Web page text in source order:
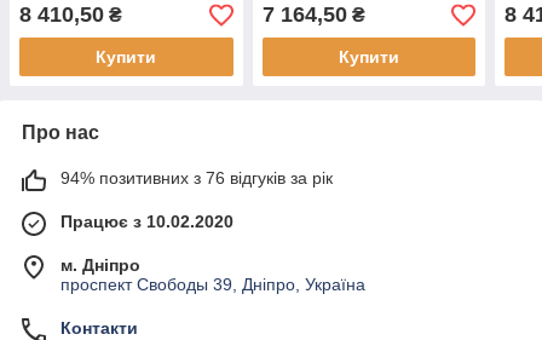
8 410,50 ₴
Купити
7 164,50₴
Купити
8
Про нас
94% позитивних з 76 відгуків за рік
Працює з 10.02.2020
м. Дніпро
проспект Свободы 39, Дніпро, Україна
Контакти